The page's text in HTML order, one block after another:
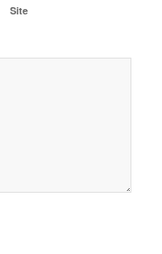
Site